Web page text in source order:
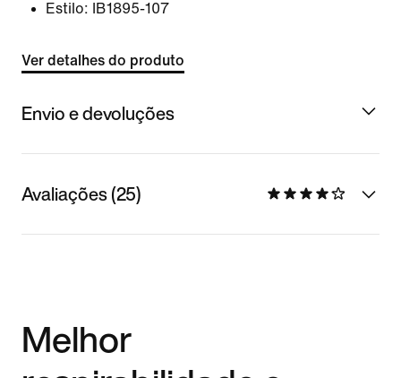
Estilo:
IB1895-107
Ver detalhes do produto
Envio e devoluções
Avaliações (25)
Melhor